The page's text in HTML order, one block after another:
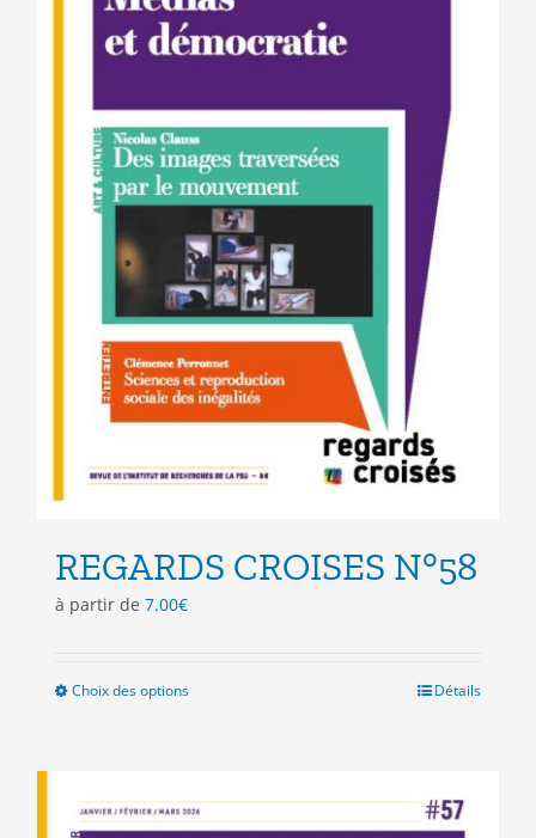
REGARDS CROISES N°58
à partir de 7.00€
Choix des optionsCe
variations.
Détails